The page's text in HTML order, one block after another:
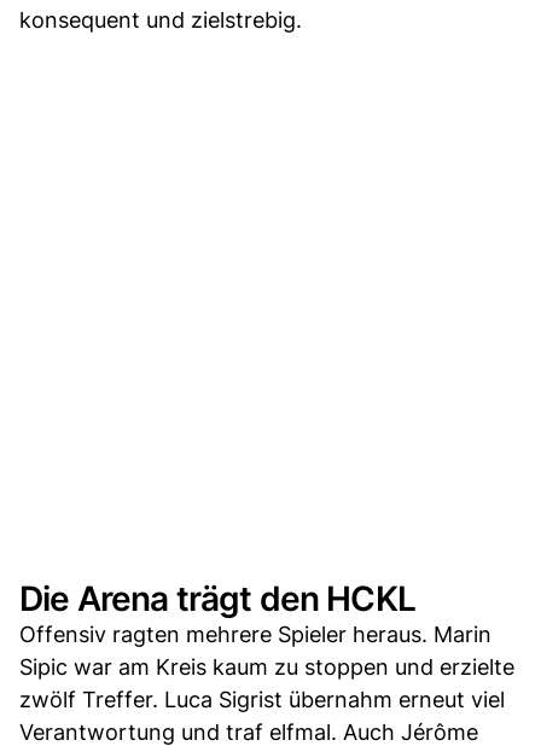
konsequent und zielstrebig.
Die Arena trägt den HCKL
Offensiv ragten mehrere Spieler heraus. Marin
Sipic war am Kreis kaum zu stoppen und erzielte
zwölf Treffer. Luca Sigrist übernahm erneut viel
Verantwortung und traf elfmal. Auch Jérôme